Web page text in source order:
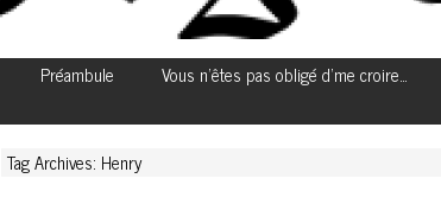
Préambule Vous n’êtes pas obligé d’me croire…
Tag Archives: Henry